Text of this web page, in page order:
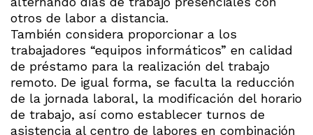
otros de labor a distancia.
También considera proporcionar a los
trabajadores “equipos informáticos” en calidad
de préstamo para la realización del trabajo
remoto. De igual forma, se faculta la reducción
de la jornada laboral, la modificación del horario
de trabajo, así como establecer turnos de
asistencia al centro de labores en combinación